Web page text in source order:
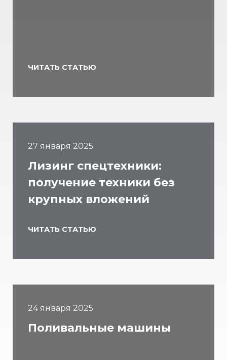
ЧИТАТЬ СТАТЬЮ
27 января 2025
Лизинг спецтехники:
получение техники без
крупных вложений
ЧИТАТЬ СТАТЬЮ
24 января 2025
Поливальные машины